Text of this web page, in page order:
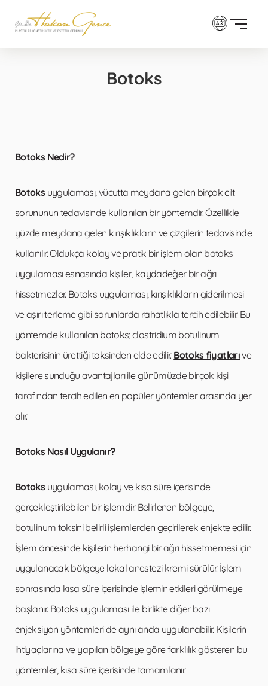
Botoks
Botoks Nedir?
Botoksuygulaması, vücutta meydana gelen birçok cilt
sorununun tedavisinde kullanılan bir yöntemdir. Özellikle
yüzde meydana gelen kırışıklıkların ve çizgilerin tedavisinde
kullanılır. Oldukça kolay ve pratik bir işlem olan botoks
uygulaması esnasında kişiler, kaydadeğer bir ağrı
hissetmezler. Botoks uygulaması, kırışıklıkların giderilmesi
ve aşırı terleme gibi sorunlarda rahatlıkla tercih edilebilir. Bu
yöntemde kullanılan botoks; clostridium botulinum
bakterisinin ürettiği toksinden elde edilir. Botoks fiyatlarıve
kişilere sunduğu avantajları ile günümüzde birçok kişi
tarafından tercih edilen en popüler yöntemler arasında yer
alır.
Botoks Nasıl Uygulanır?
Botoks uygulaması, kolay ve kısa süre içerisinde
gerçekleştirilebilen bir işlemdir. Belirlenen bölgeye,
botulinum toksini belirli işlemlerden geçirilerek enjekte edilir.
İşlem öncesinde kişilerin herhangi bir ağrı hissetmemesi için
uygulanacak bölgeye lokal anestezi kremi sürülür. İşlem
sonrasında kısa süre içerisinde işlemin etkileri görülmeye
başlanır. Botoks uygulaması ile birlikte diğer bazı
enjeksiyon yöntemleri de aynı anda uygulanabilir. Kişilerin
ihtiyaçlarına ve yapılan bölgeye göre farklılık gösteren bu
yöntemler, kısa süre içerisinde tamamlanır.